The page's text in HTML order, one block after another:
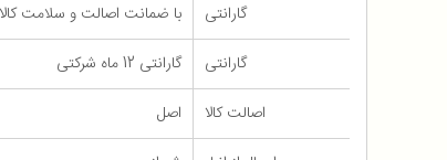
گارانتی
با ضمانت اصالت و سلامت کالا به همراه
گارانتی
گارانتی 12 ماه شرکتی
اصالت کالا
اصل